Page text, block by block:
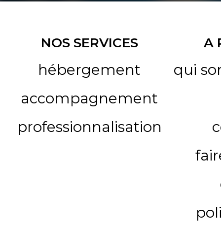
NOS SERVICES
hébergement
accompagnement
professionnalisation
A
qui